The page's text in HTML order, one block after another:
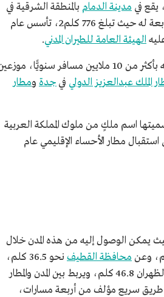
مدينة الدمام بالمنطقة الشرقية في
المملكة العربية السعودية، ويعد أكبر المطارات في العالم من حيث الأراضي التابعة له حيث تبلغ 776 كلم2، تأسس عام
الهيئة العامة للطيران المدني.
يبلغ عدد شركات الخطوط الجوية المارة بالمطار 37 شركة، ويُقدر عدد مسافريه بأكثر من 10 ملايين مسافر سنويًّا،
الملك عبدالعزيز الدولي في جدة ومطار
اسم ملكٍ من ملوك المملكة العربية
حتى استقبال مطار الأحساء الإقليمي عام
يمكن الوصول إليه من هذه المدن خلال
محافظة القطيف
نحو 36.5 كلم،
نحو 93.4 كلم، وعن الظهران 46.8 كلم، ويربط بين المدن والمطار
طريق سريع مؤلف من أربعة مسارات،